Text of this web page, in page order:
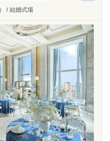
/ 結婚式場